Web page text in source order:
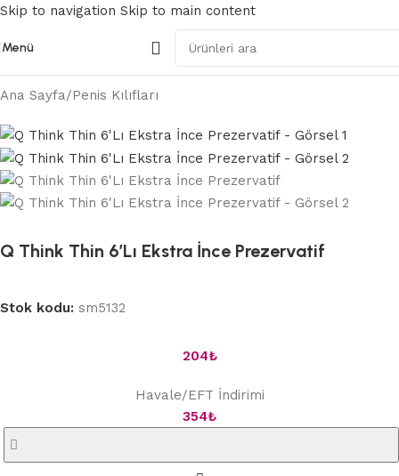
Skip to navigation Skip to main content
Menü
Ana Sayfa/Penis Kılıfları
Q Think Thin 6’Lı Ekstra İnce Prezervatif
Stok kodu: sm5132
204₺
Havale/EFT İndirimi
354₺